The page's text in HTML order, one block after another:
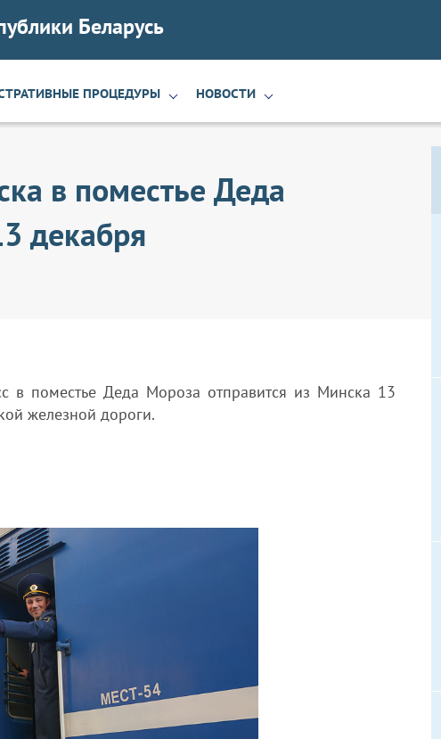
Беларусь
ПРОЦЕДУРЫ НОВОСТИ
в поместье Деда
декабря
в поместье Деда Мороза отправится из Минска 13
железной дороги.